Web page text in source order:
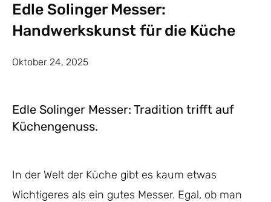
Edle Solinger Messer:
Handwerkskunst für die Küche
Oktober 24, 2025
Edle Solinger Messer: Tradition trifft auf
Küchengenuss.
In der Welt der Küche gibt es kaum etwas
Wichtigeres als ein gutes Messer. Egal, ob man